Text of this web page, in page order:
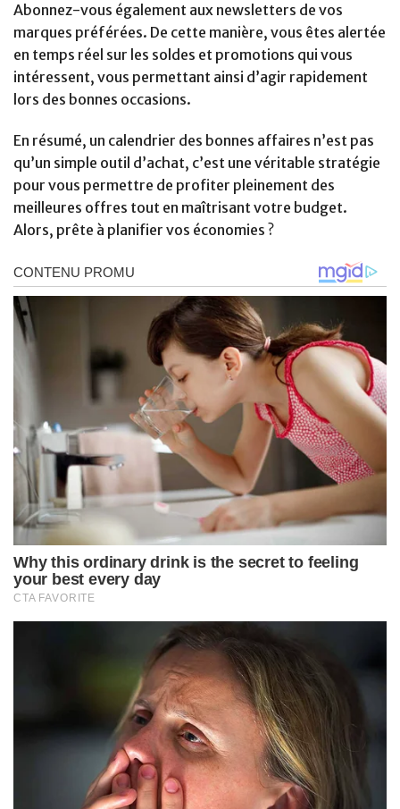
Abonnez-vous également aux newsletters de vos
marques préférées. De cette manière, vous êtes alertée
en temps réel sur les soldes et promotions qui vous
intéressent, vous permettant ainsi d’agir rapidement
lors des bonnes occasions.
En résumé, un calendrier des bonnes affaires n’est pas
qu’un simple outil d’achat, c’est une véritable stratégie
pour vous permettre de profiter pleinement des
meilleures offres tout en maîtrisant votre budget.
Alors, prête à planifier vos économies ?